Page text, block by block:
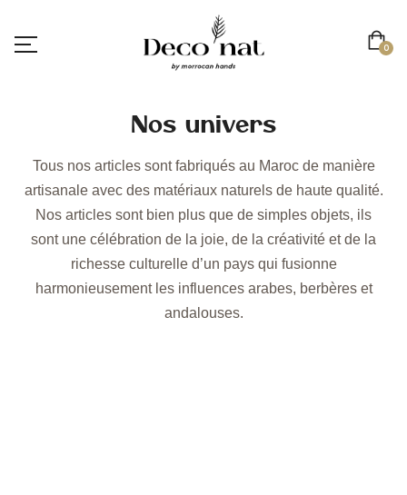
0
Nos univers
Tous nos articles sont fabriqués au Maroc de manière
artisanale avec des matériaux naturels de haute qualité.
Nos articles sont bien plus que de simples objets, ils
sont une célébration de la joie, de la créativité et de la
richesse culturelle d’un pays qui fusionne
harmonieusement les influences arabes, berbères et
andalouses.